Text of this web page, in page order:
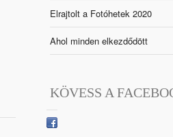
Elrajtolt a Fotóhetek 2020
Ahol minden elkezdődött
KÖVESS A